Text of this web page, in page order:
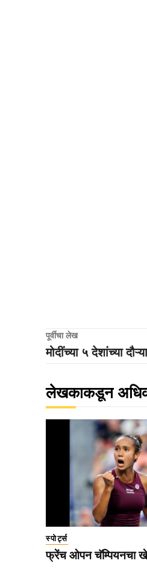
पूर्वीचा लेख
मोदींच्या ५ देशांच्या
लेखकाकडून
स्पोर्ट्स
फ्रेंच ओपन चॅम्पियनचा